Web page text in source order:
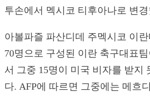
투손에서 멕시코 티후아나로 변
아볼파즐 파산디데 주멕시코 이
70명으로 구성된 이란 축구대표
서 그중 15명이 미국 비자를 받지
다. AFP에 따르면 그중에는 메흐